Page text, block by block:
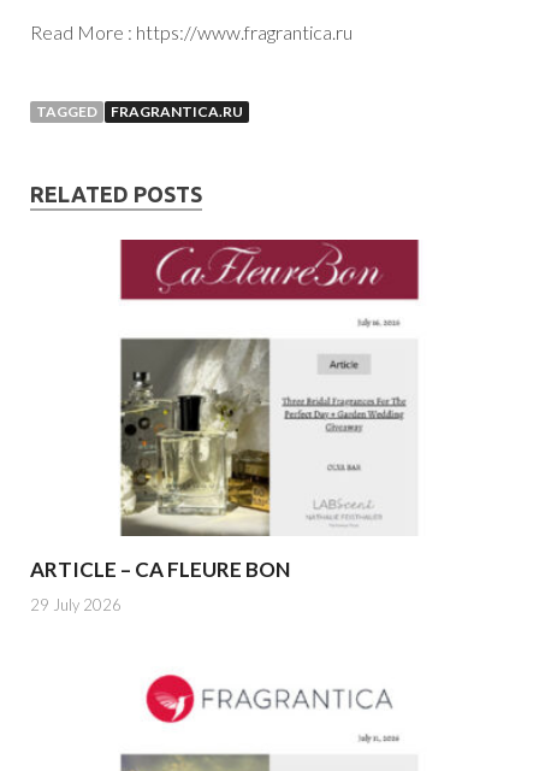
Read More : https://www.fragrantica.ru
TAGGED FRAGRANTICA.RU
RELATED POSTS
ARTICLE – CA FLEURE BON
29 July 2026